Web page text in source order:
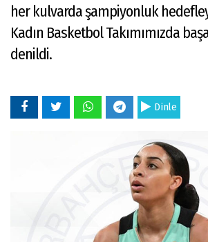
her kulvarda şampiyonluk
Kadın Basketbol Takımımızda
denildi.
Dinle